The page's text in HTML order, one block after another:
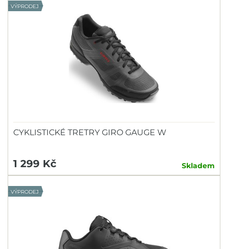
VÝPRODEJ
CYKLISTICKÉ TRETRY GIRO GAUGE W
1 299 Kč Skladem
VÝPRODEJ